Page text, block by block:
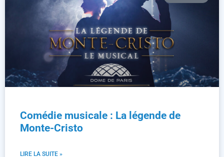
Comédie musicale : La légende de
Monte-Cristo
LIRE LA SUITE »